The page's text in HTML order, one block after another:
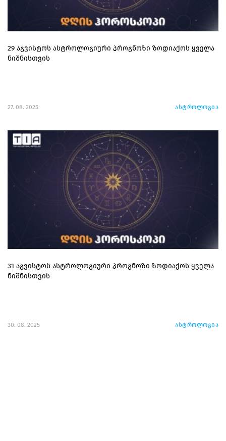
29 აგვისტოს ასტროლოგიური პროგნოზი ზოდიაქოს ყველა
ნიშნისთვის
27. 08. 2025 ასტროლოგია
31 აგვისტოს ასტროლოგიური პროგნოზი ზოდიაქოს ყველა
ნიშნისთვის
30. 08. 2025 ასტროლოგია